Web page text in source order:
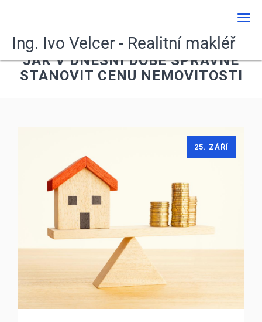
Ing. Ivo Velcer - Realitní makléř
JAK V DNEŠNÍ DOBĚ SPRÁVNĚ
STANOVIT CENU NEMOVITOSTI
25. ZÁŘÍ